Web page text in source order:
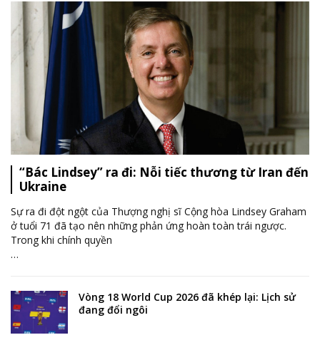
“Bác Lindsey” ra đi: Nỗi tiếc thương từ Iran đến
Ukraine
Sự ra đi đột ngột của Thượng nghị sĩ Cộng hòa Lindsey Graham
ở tuổi 71 đã tạo nên những phản ứng hoàn toàn trái ngược.
Trong khi chính quyền
…
Vòng 18 World Cup 2026 đã khép lại: Lịch sử
đang đổi ngôi